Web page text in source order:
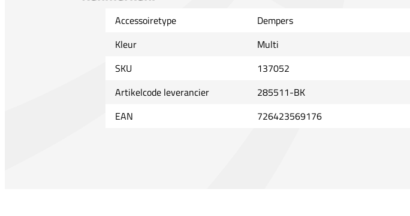
Accessoiretype
Dempers
Kleur
Multi
SKU
137052
Artikelcode leverancier
285511-BK
EAN
726423569176